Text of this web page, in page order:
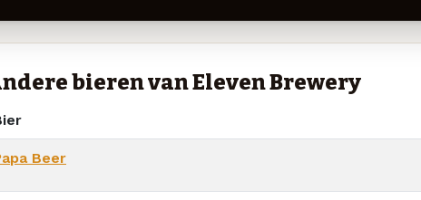
bieren van Eleven Brewery
Beer